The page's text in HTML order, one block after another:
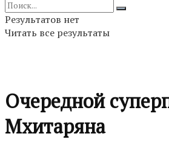
Результатов нет
Читать все результаты
Очередной
Мхитаряна